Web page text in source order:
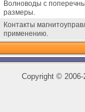
Волноводы с
размеры.
Контакты
применению.
Copyright ©